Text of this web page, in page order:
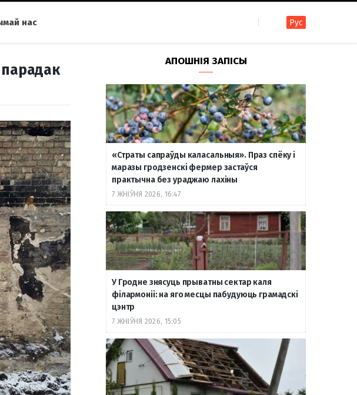
нас
F
a
c
e
o
I
n
s
t
g
m
T
e
l
e
r
a
R
S
S
Y
o
u
T
b
В
к
о
н
а
к
е
Рус
АПОШНІЯ ЗАПІСЫ
«Страты сапраўды каласальныя». Праз спёку і
маразы гродзенскі фермер застаўся
практычна без ураджаю лахіны
7 ЖНІЎНЯ 2026, 16:47
У Гродне знясуць прыватны сектар каля
філармоніі: на яго месцы пабудуюць грамадскі
цэнтр
7 ЖНІЎНЯ 2026, 15:05